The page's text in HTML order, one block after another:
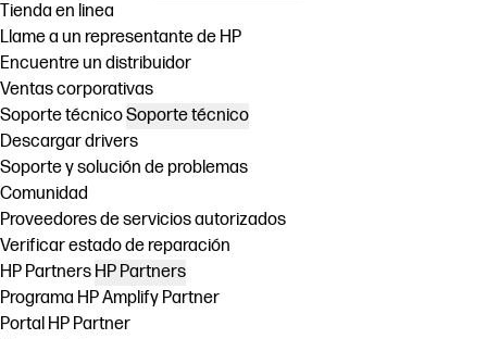
Tienda en linea
Llame a un representante de HP
Encuentre un distribuidor
Ventas corporativas
Soporte técnicoSoporte técnico
Descargar drivers
Soporte y solución de problemas
Comunidad
Proveedores de servicios autorizados
Verificar estado de reparación
HP Partners HP Partners
Programa HP Amplify Partner
Portal HP Partner